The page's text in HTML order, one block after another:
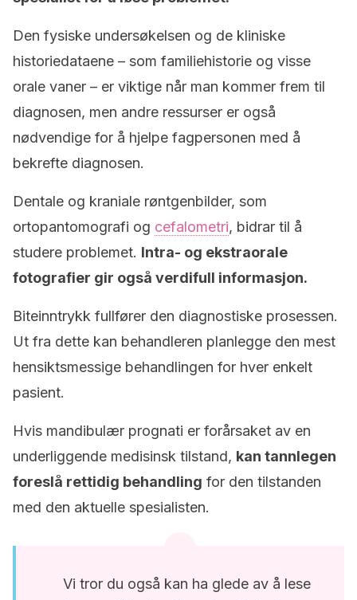
Den fysiske undersøkelsen og de kliniske
historiedataene – som familiehistorie og visse
orale vaner – er viktige når man kommer frem til
diagnosen, men andre ressurser er også
nødvendige for å hjelpe fagpersonen med å
bekrefte diagnosen.
Dentale og kraniale røntgenbilder, som
ortopantomografi og cefalometri, bidrar til å
studere problemet. Intra- og ekstraorale
fotografier gir også verdifull informasjon.
Biteinntrykk fullfører den diagnostiske prosessen.
Ut fra dette kan behandleren planlegge den mest
hensiktsmessige behandlingen for hver enkelt
pasient.
Hvis mandibulær prognati er forårsaket av en
underliggende medisinsk tilstand, kan tannlegen
foreslå rettidig behandling for den tilstanden
med den aktuelle spesialisten.
Vi tror du også kan ha glede av å lese